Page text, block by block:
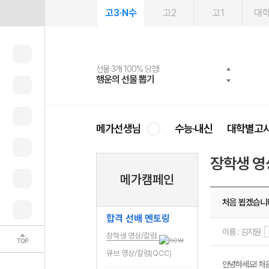
TOP
고3·N수 고2 고1 대
선물 3개 100% 당첨!
행운의 선물 뽑기
선물 100% 증정!
메가스터디 X 올리브
여름방학 스터디 캐시백
메가런 썸머스쿨
2027 러셀 단과
강사 공개선발
스마트러닝앱
설문 EVENT
메가패스
3일 무료 체험권
메가패스 수강생 무료혜택!
메가클럽 멤버십
사회공헌 캠페인
희망이룸 메가나눔
메가선생님 수능·내신 대학별고
메가캠페인
합격 선배 멘토링
장학생 영상/칼럼
큐브 영상/칼럼(QCC)
장학생
처음 뵙겠습니
이름 : 김지원
안녕하세요! 처